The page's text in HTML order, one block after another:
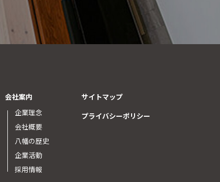
会社案内
企業理念
会社概要
八幡の歴史
企業活動
採用情報
サイトマップ
プライバシーポリシー